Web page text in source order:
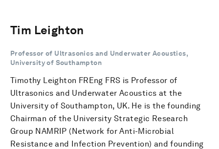
Tim Leighton
Professor of Ultrasonics and Underwater Acoustics,
University of Southampton
Timothy Leighton FREng FRS is Professor of
Ultrasonics and Underwater Acoustics at the
University of Southampton, UK. He is the founding
Chairman of the University Strategic Research
Group NAMRIP (Network for Anti-Microbial
Resistance and Infection Prevention) and founding